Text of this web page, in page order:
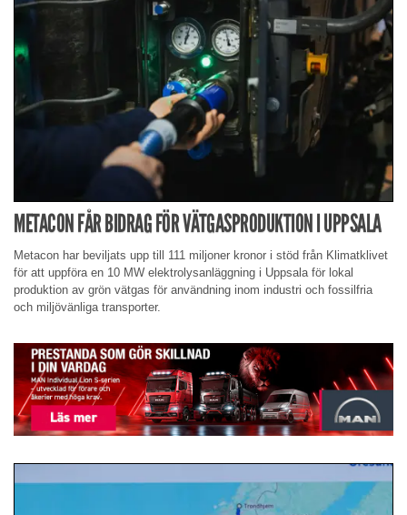
METACON FÅR BIDRAG FÖR VÄTGASPRODUKTION I UPPSALA
Metacon har beviljats upp till 111 miljoner kronor i stöd från Klimatklivet
för att uppföra en 10 MW elektrolysanläggning i Uppsala för lokal
produktion av grön vätgas för användning inom industri och fossilfria
och miljövänliga transporter.